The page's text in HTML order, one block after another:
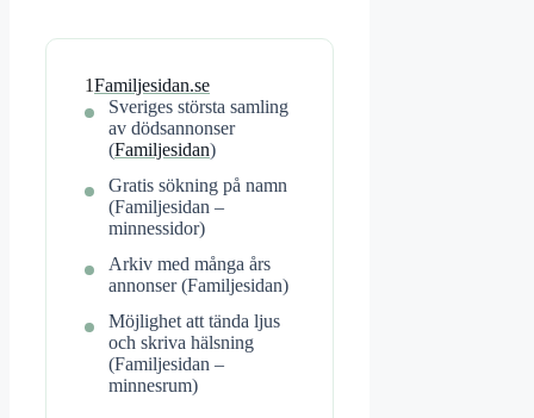
1Familjesidan.se
Sveriges största samling
av dödsannonser
(Familjesidan)
Gratis sökning på namn
(Familjesidan –
minnessidor)
Arkiv med många års
annonser (Familjesidan)
Möjlighet att tända ljus
och skriva hälsning
(Familjesidan –
minnesrum)